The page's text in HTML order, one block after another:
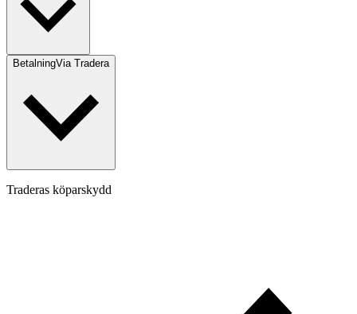
BetalningVia Tradera
Traderas köparskydd